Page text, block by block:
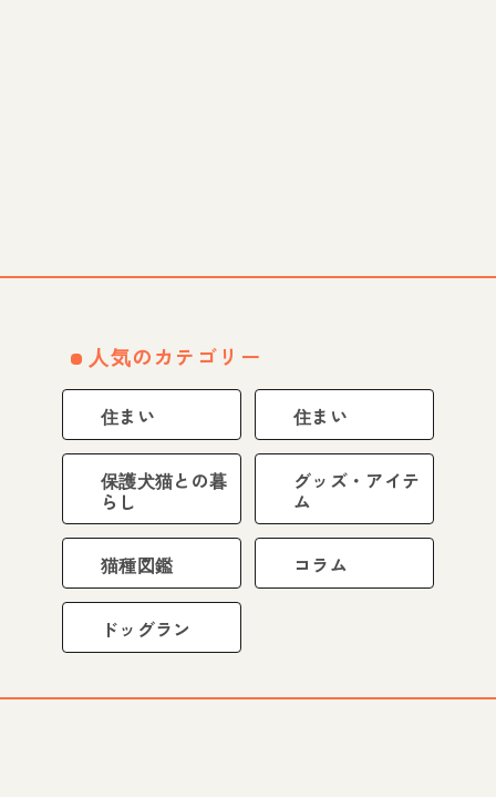
人気のカテゴリー
住まい 住まい
保護犬猫との暮
らし
グッズ・アイテ
ム
猫種図鑑 コラム
ドッグラン